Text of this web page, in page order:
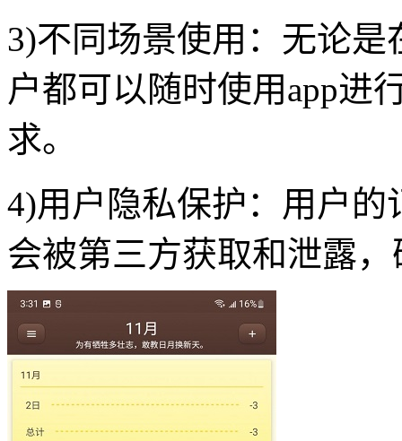
3)不同场景使用：无论
户都可以随时使用app进
求。
4)用户隐私保护：用户
会被第三方获取和泄露